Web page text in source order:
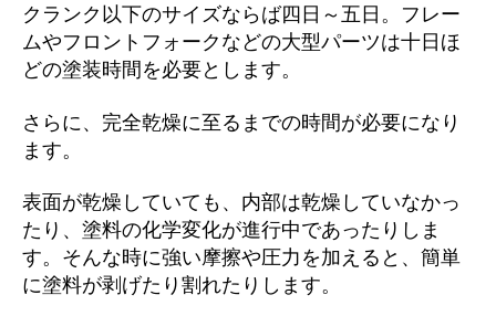
クランク以下のサイズならば四日～五日。フレー
ムやフロントフォークなどの大型パーツは十日ほ
どの塗装時間を必要とします。
さらに、完全乾燥に至るまでの時間が必要になり
ます。
表面が乾燥していても、内部は乾燥していなかっ
たり、塗料の化学変化が進行中であったりしま
す。そんな時に強い摩擦や圧力を加えると、簡単
に塗料が剥げたり割れたりします。